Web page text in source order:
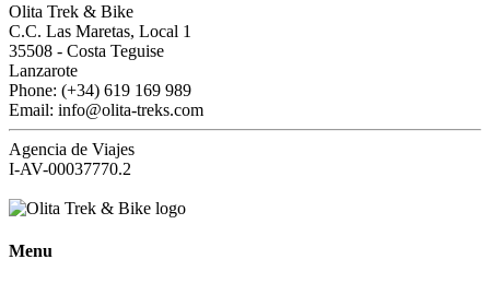
Olita Trek & Bike
C.C. Las Maretas, Local 1
35508 - Costa Teguise
Lanzarote
Phone: (+34) 619 169 989
Email: info@olita-treks.com
Agencia de Viajes
I-AV-00037770.2
Menu